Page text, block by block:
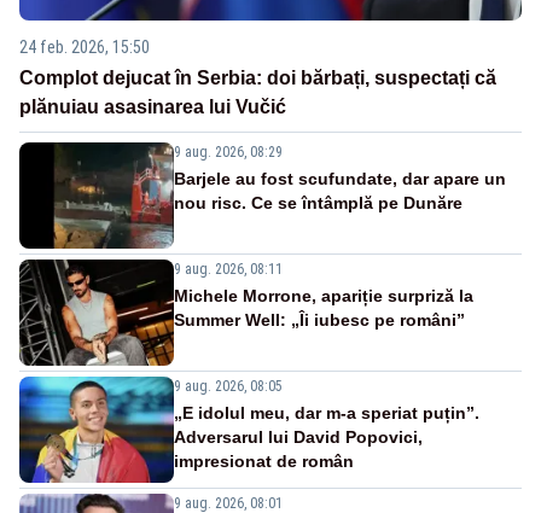
24 feb. 2026, 15:50
Complot dejucat în Serbia: doi bărbați, suspectați că
plănuiau asasinarea lui Vučić
9 aug. 2026, 08:29
Barjele au fost scufundate, dar apare un
nou risc. Ce se întâmplă pe Dunăre
9 aug. 2026, 08:11
Michele Morrone, apariție surpriză la
Summer Well: „Îi iubesc pe români”
9 aug. 2026, 08:05
„E idolul meu, dar m-a speriat puțin”.
Adversarul lui David Popovici,
impresionat de român
9 aug. 2026, 08:01